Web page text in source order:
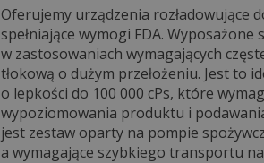
Oferujemy urządzenia rozładowujące
spełniające wymogi FDA.
w zastosowaniach wymagających
tłokową o dużym przełożeniu. Jest to
o lepkości do 100 000 cPs, które
wypoziomowania produktu i
jest zestaw oparty na pompie
a wymagające szybkiego transportu